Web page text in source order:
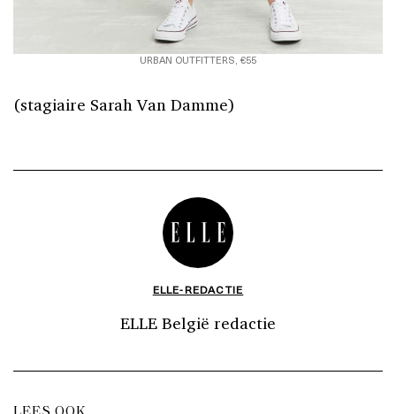
URBAN OUTFITTERS, €55
(stagiaire Sarah Van Damme)
ELLE-REDACTIE
ELLE België redactie